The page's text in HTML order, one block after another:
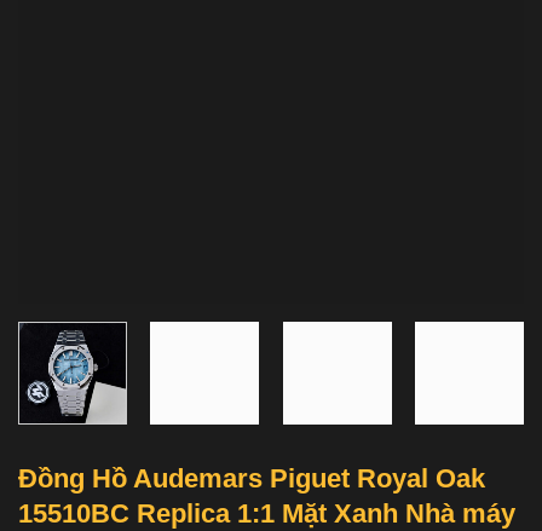
Đồng Hồ Audemars Piguet Royal Oak
15510BC Replica 1:1 Mặt Xanh Nhà máy